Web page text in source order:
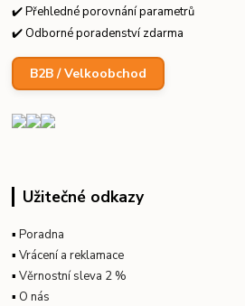
✔️ Přehledné porovnání parametrů
✔️ Odborné poradenství zdarma
B2B / Velkoobchod
Užitečné odkazy
▪Poradna
▪Vrácení a reklamace
▪Věrnostní sleva 2 %
▪ O nás